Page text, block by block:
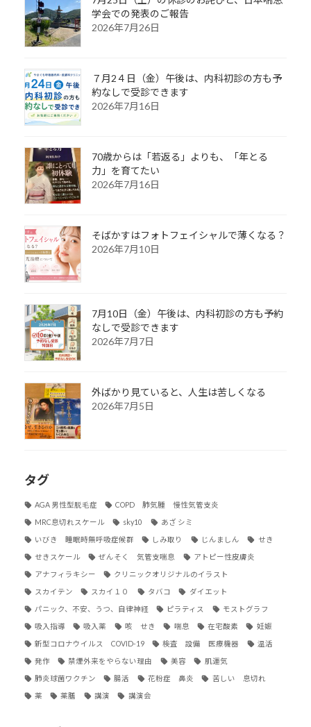
学会での発表のご報告
2026年7月26日
７月2４日（金）午後は、内科初診の方も予
約なしで受診できます
2026年7月16日
70歳からは「若返る」よりも、「年とる
力」を育てたい
2026年7月16日
そばかすはフォトフェイシャルで薄くなる？
2026年7月10日
7月10日（金）午後は、内科初診の方も予約
なしで受診できます
2026年7月7日
外ばかり見ていると、人生は苦しくなる
2026年7月5日
タグ
AGA 男性型脱毛症 COPD 肺気腫 慢性気管支炎
MRC息切れスケール sky10 あざ シミ
いびき 睡眠時無呼吸症候群 しみ取り じんましん せき
せきスケール ぜんそく 気管支喘息 アトピー性皮膚炎
アナフィラキシー クリニックオリジナルのイラスト
スカイテン スカイ１０ タバコ ダイエット
パニック、不安、うつ、自律神経 ピラティス モストグラフ
吸入指導 吸入薬 咳 せき 喘息 在宅酸素 妊娠
新型コロナウイルス COVID-19 検査 設備 医療機器 温活
発作 禁煙外来をやらない理由 美容 肌運気
肺炎球菌ワクチン 腸活 花粉症 鼻炎 苦しい 息切れ
薬 薬膳 講演 講演会